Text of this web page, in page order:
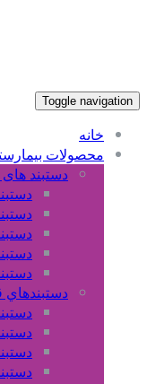
Toggle navigation
خانه
محصولات
دستبند
دستبندهاي